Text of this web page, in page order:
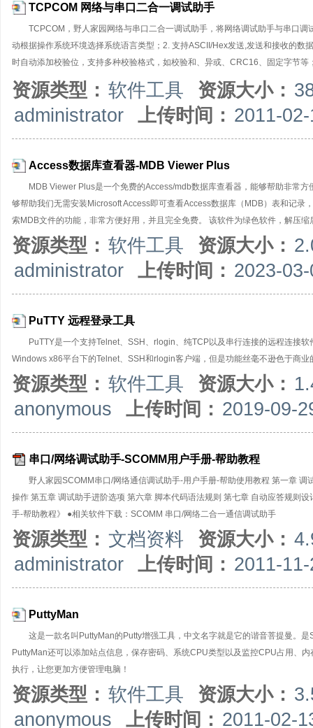
TCPCOM 网络与串口二合一调试助手
TCPCOM，野人家园网络与串口二合一调试助手，将网络调试助手与串口
动根据操作系统环境选择系统语言类型；2. 支持ASCII/Hex发送,发送和接收的
时自动添加校验位，支持多种校验格式，如校验和、异或、CRC16、固定字节
析成对应的ASCII码进行发送。5. 支持AT指令自动添加回车换行，启用该选项
件,并支持数据文件和日志文件两种选项；7. 支持日志接收模式：接收内容时会
式；9. 支持任意间隔发送，循环发送；10.可以从文件导入数据用于发送；11.
资源类型： 软件工具 资源大小：
administrator
上传时间： 2011-
Access数据库查看器-MDB Viewer Plus
MDB Viewer Plus是一个免费的Access/mdb数据库查看器，能够帮助非常
够帮助我们无需安装Microsoft Access即可查看Access数据库（MDB）表和记
索MDB文件的功能，非常方便好用，并且完全免费。 该软件为绿色软件，解压
资源类型： 软件工具 资源大小：
administrator
上传时间： 2023-
PuTTY 远程登录工具
PuTTY是一个支持Telnet、SSH、rlogin、纯TCP以及串行连接的远程连接
Windows x86平台下的Telnet、SSH和rlogin客户端，但是功能丝毫不逊色于商业
资源类型： 软件工具 资源大小：
anonymous
上传时间： 2019-09-
串口/网络调试助手-SCOMM用户手册-帮助教程
野人家园SCOMM串口/网络通信调试助手-用户手册-帮助使用教程 第一章
操作 第五章 调试助手进阶选项 第六章 脚本代码语法规则 第七章 自动应答规则
手-帮助教程》 ●相关软件下载：SCOMM 串口/网络二合一通信调试助手
资源类型： 文档资料 资源大小：
administrator
上传时间： 2011-
PuttyMan
这是一款名叫PuttyMan的Putty增强工具，中文名字就是它的谐音菩提曼。
PuttyMan还可以添加站点信息，保存密码、系统CPU类型以及监控CPU占用、
执行，让您更加方便管理电脑！
资源类型： 软件工具 资源大小：
anonymous
上传时间： 2011-02-